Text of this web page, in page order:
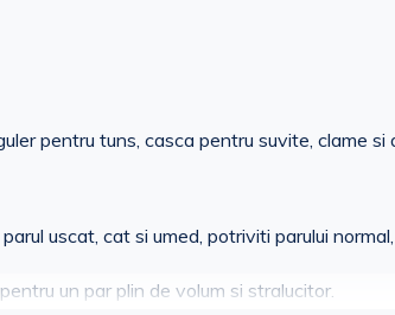
pentru tuns, casca pentru suvite, clame
uscat, cat si umed, potriviti parului
un par plin de volum si stralucitor.